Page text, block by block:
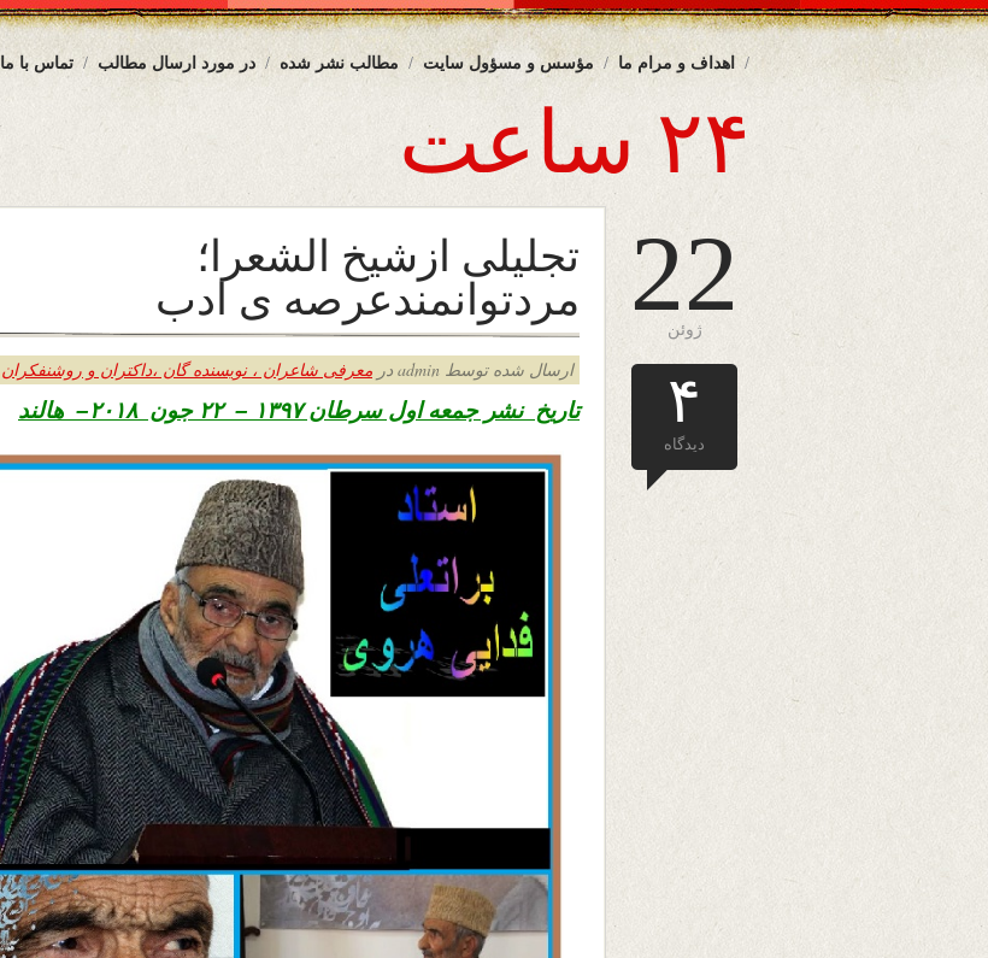
تماس با ما در مورد ارسال مطالب مطالب نشر شده مؤسس و مسؤول سایت اهداف و مرام ما
۲۴ ساعت
22
ژوئن
۴
دیدگاه
تجلیلی ازشیخ الشعرا؛
مردتوانمندعرصه ی ادب
ارسال شده توسط admin در معرفی شاعران ، نویسنده گان ،داکتران و روشنفکران
تاریخ نشر جمعهاول سرطان ۱۳۹۷ – ۲۲ جون ۲۰۱۸– هالند